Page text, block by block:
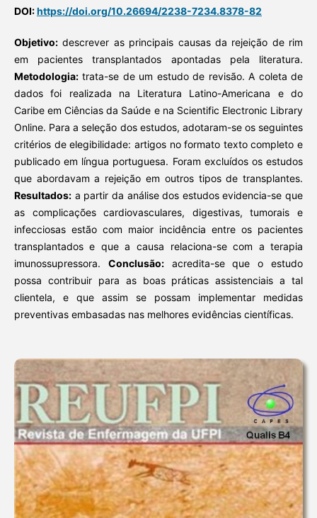
DOI:https://doi.org/10.26694/2238-7234.8378-82
Objetivo:descrever as principais causas da rejeição de rim
em pacientes transplantados apontadas pela literatura.
Metodologia:trata-se de um estudo de revisão. A coleta de
dados foi realizada na Literatura Latino-Americana e do
Caribe em Ciências da Saúde e na Scientific Electronic Library
Online. Para a seleção dos estudos, adotaram-se os seguintes
critérios de elegibilidade: artigos no formato texto completo e
publicado em língua portuguesa. Foram excluídos os estudos
que abordavam a rejeição em outros tipos de transplantes.
Resultados:a partir da análise dos estudos evidencia-se que
as complicações cardiovasculares, digestivas, tumorais e
infecciosas estão com maior incidência entre os pacientes
transplantados e que a causa relaciona-se com a terapia
imunossupressora. Conclusão:acredita-se que o estudo
possa contribuir para as boas práticas assistenciais a tal
clientela, e que assim se possam implementar medidas
preventivas embasadas nas melhores evidências científicas.